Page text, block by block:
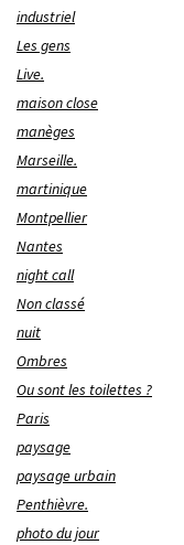
industriel
Les gens
Live.
maison close
manèges
Marseille.
martinique
Montpellier
Nantes
night call
Non classé
nuit
Ombres
Ou sont les toilettes ?
Paris
paysage
paysage urbain
Penthièvre.
photo du jour